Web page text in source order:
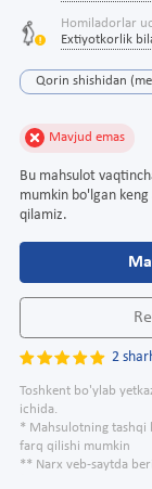
Homiladorlar
Extiyotkorlik
Qorin shishidan
Mavjud emas
Bu mahsulot
mumkin bo'lgan keng
qilamiz.
2
Toshkent bo'ylab
ichida.
* Mahsulotning tashqi
farq qilishi mumkin
** Narx veb-saytda